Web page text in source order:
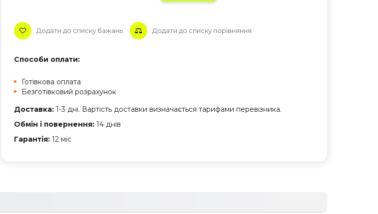
Додати до списку бажань Додати до списку порівняння
Способи оплати:
Готівкова оплата
Безготівковий розрахунок
Доставка:1-3 дні. Вартість доставки визначається тарифами перевізника.
Обмін і повернення: 14 днів
Гарантія:12 міс